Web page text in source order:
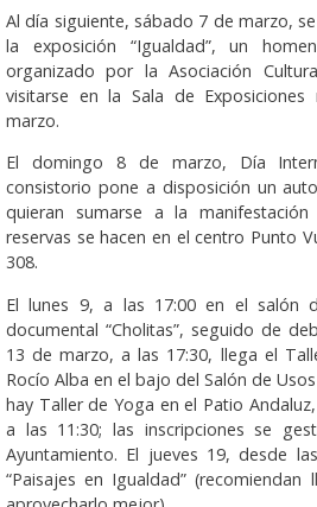
Al día siguiente, sábado 7 de marzo,
la exposición “Igualdad”, un
organizado por la Asociación
visitarse en la Sala de
marzo.
El domingo 8 de marzo, Día
consistorio pone a disposición un
quieran sumarse a la
reservas se hacen en el centro Punto
308.
El lunes 9, a las 17:00 en el salón
documental “Cholitas”, seguido de
13 de marzo, a las 17:30, llega el
Rocío Alba en el bajo del Salón de
hay Taller de Yoga en el Patio
a las 11:30; las inscripciones se
Ayuntamiento. El jueves 19, desde
“Paisajes en Igualdad”